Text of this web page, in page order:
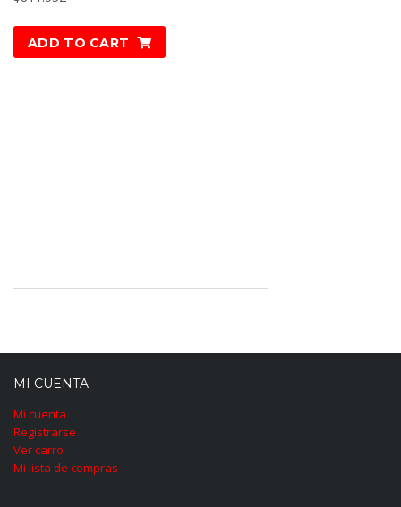
ADD TO CART
MI CUENTA
Mi cuenta
Registrarse
Ver carro
Mi lista de compras